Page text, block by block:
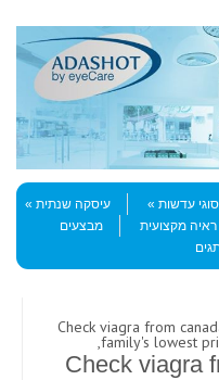
סוגי עדשות
עיסקה שנתית
מקצועית
מבצעים
> Check viagra from
family's lowest
Check viagra